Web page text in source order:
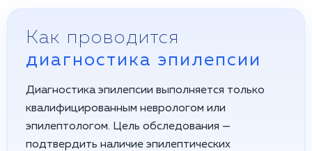
Как проводится
диагностика эпилепсии
Диагностика эпилепсии выполняется только
квалифицированным неврологом или
эпилептологом. Цель обследования —
подтвердить наличие эпилептических